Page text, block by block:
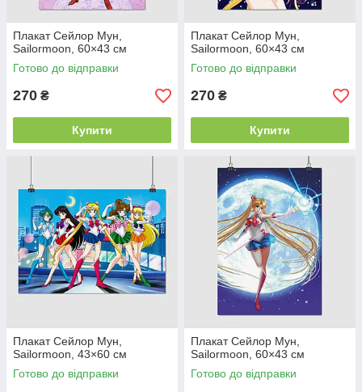
Плакат Сейлор Мун,
Sailormoon, 60×43 см
Готово до відправки
270 ₴
Купити
Плакат Сейлор Мун,
Sailormoon, 60×43 см
Готово до відправки
270 ₴
Купити
Плакат Сейлор Мун,
Sailormoon, 43×60 см
Готово до відправки
Плакат Сейлор Мун,
Sailormoon, 60×43 см
Готово до відправки